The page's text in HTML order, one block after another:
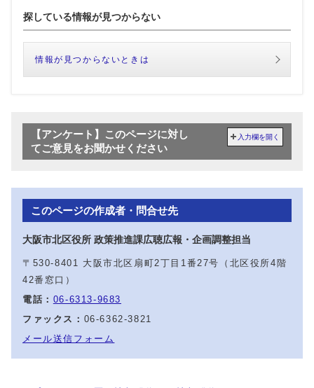
探している情報が見つからない
情報が見つからないときは
【アンケート】このページに対し
てご意見をお聞かせください
入力欄を開く
このページの作成者・問合せ先
大阪市北区役所 政策推進課広聴広報・企画調整担当
〒530-8401 大阪市北区扇町2丁目1番27号（北区役所4階
42番窓口）
電話： 06-6313-9683
ファックス： 06-6362-3821
メール送信フォーム